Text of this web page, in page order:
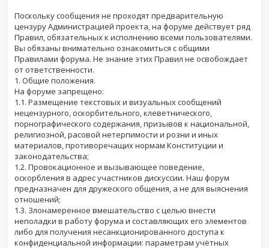
Поскольку сообщения не проходят предварительную
цензуру Администрацией проекта, на форуме действует ряд
Правил, обязательных к исполнению всеми пользователями.
Вы обязаны внимательно ознакомиться с общими
Правилами форума. Не знание этих Правил не освобождает
от ответственности.
1. Общие положения.
На форуме запрещено:
1.1. Размещение текстовых и визуальных сообщений
нецензурного, оскорбительного, клеветнического,
порнографического содержания, призывов к национальной,
религиозной, расовой нетерпимости и розни и иных
материалов, противоречащих нормам Конституции и
законодательства;
1.2. Провокационное и вызывающее поведение,
оскорбления в адрес участников дискуссии. Наш форум
предназначен для дружеского общения, а не для выяснения
отношений;
1.3. Злонамеренное вмешательство с целью внести
неполадки в работу форума и составляющих его элементов
либо для получения несанкционированного доступа к
конфиденциальной информации: параметрам учётных